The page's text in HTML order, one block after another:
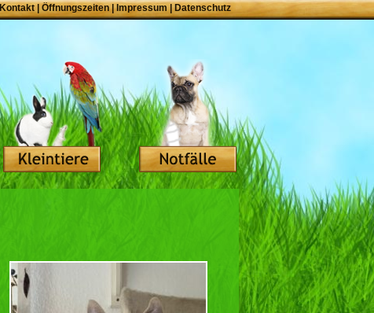
Kontakt Öffnungszeiten| Impressum|Datenschutz